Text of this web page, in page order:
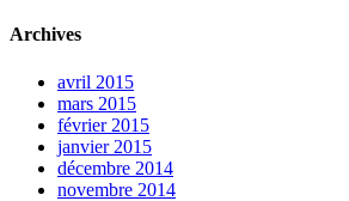
Archives
avril 2015
mars 2015
février 2015
janvier 2015
décembre 2014
novembre 2014